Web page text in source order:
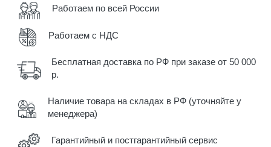
Работаем по всей России
Работаем с НДС
Бесплатная доставка по РФ при заказе от 50 000
р.
Наличие товара на складах в РФ (уточняйте у
менеджера)
Гарантийный и постгарантийный сервис